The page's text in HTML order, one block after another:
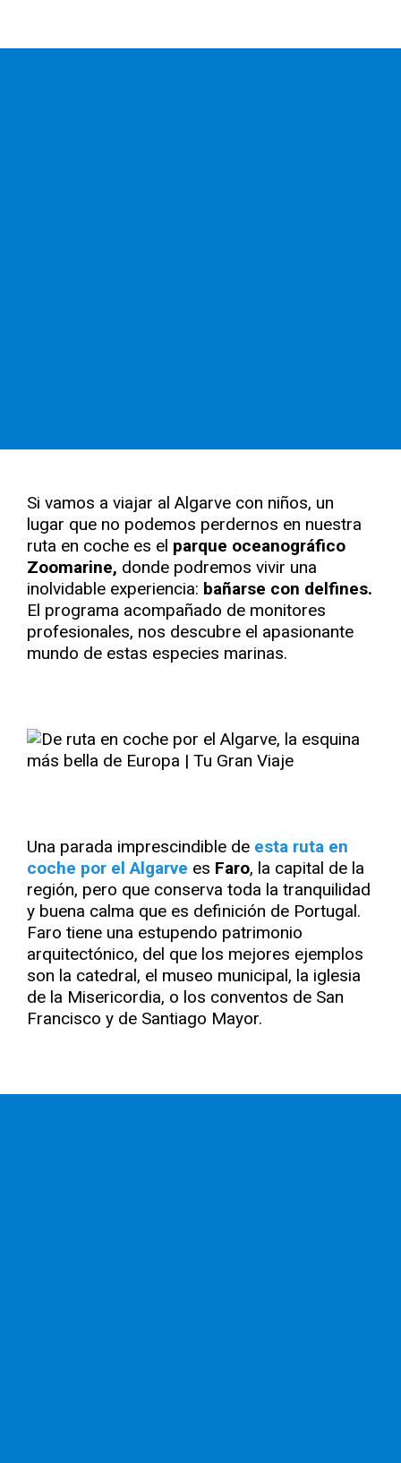
Si vamos a viajar al Algarve con niños, un
lugar que no podemos perdernos en nuestra
ruta en coche es el parque oceanográfico
Zoomarine, donde podremos vivir una
inolvidable experiencia: bañarse con delfines.
El programa acompañado de monitores
profesionales, nos descubre el apasionante
mundo de estas especies marinas.
Una parada imprescindible de esta ruta en
coche por el Algarve es Faro, la capital de la
región, pero que conserva toda la tranquilidad
y buena calma que es definición de Portugal.
Faro tiene una estupendo patrimonio
arquitectónico, del que los mejores ejemplos
son la catedral, el museo municipal, la iglesia
de la Misericordia, o los conventos de San
Francisco y de Santiago Mayor.